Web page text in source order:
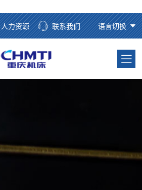
人力资源 联系我们 语言切换